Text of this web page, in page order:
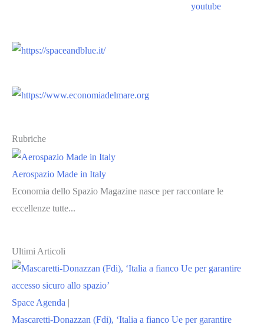
youtube
Rubriche
Aerospazio Made in Italy
Economia dello Spazio Magazine nasce per raccontare le
eccellenze tutte...
Ultimi Articoli
Space Agenda |
Mascaretti-Donazzan (Fdi), ‘Italia a fianco Ue per garantire